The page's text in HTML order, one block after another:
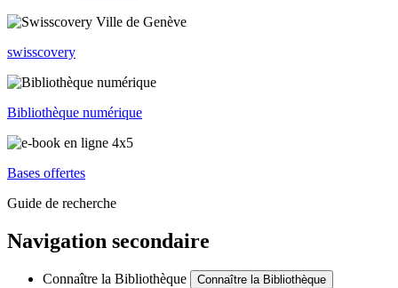
swisscovery
Bibliothèque numérique
Bases offertes
Guide de recherche
Navigation secondaire
Connaître la Bibliothèque Connaître la Bibliothèque